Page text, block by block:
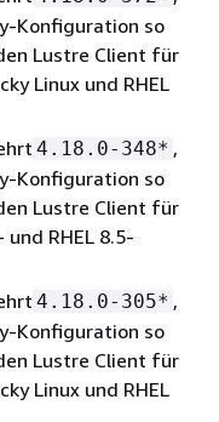
Konfiguration so
Lustre Client für
Linux und RHEL
4.18.0-348* ,
Konfiguration so
Lustre Client für
RHEL 8.5-
4.18.0-305* ,
Konfiguration so
Lustre Client für
Linux und RHEL